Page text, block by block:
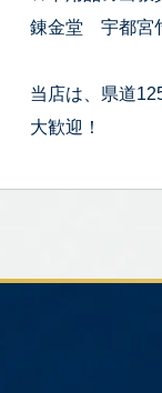
錬金堂 宇都宮
当店は、県道
大歓迎！